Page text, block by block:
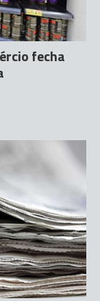
fecha